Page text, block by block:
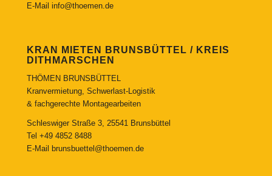
E-Mail info@thoemen.de
KRAN MIETEN BRUNSBÜTTEL / KREIS
DITHMARSCHEN
THÖMEN BRUNSBÜTTEL
Kranvermietung, Schwerlast-Logistik
& fachgerechte Montagearbeiten
Schleswiger Straße 3, 25541 Brunsbüttel
Tel +49 4852 8488
E-Mail
brunsbuettel@thoemen.de